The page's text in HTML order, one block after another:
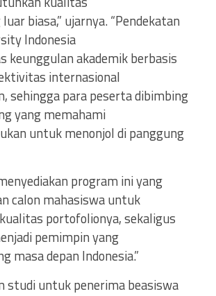
biasa,” ujarnya. “Pendekatan
Indonesia
keunggulan akademik berbasis
internasional
sehingga para peserta dibimbing
yang memahami
untuk menonjol di panggung
program ini yang
calon mahasiswa untuk
portofolionya, sekaligus
pemimpin yang
masa depan Indonesia.”
studi untuk penerima beasiswa